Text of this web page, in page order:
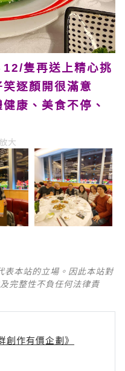
隻再送上精心挑
逐顏開很滿意
康、美食不停、
大
表本站的立場。因此本站對
完整性不負任何法律責
創作有價企劃》